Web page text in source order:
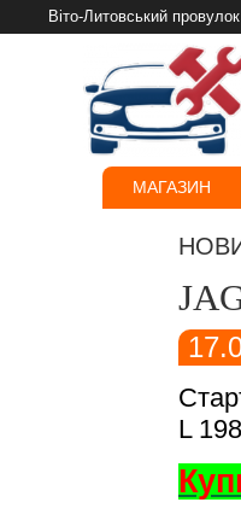
Віто-Литовський
МАГАЗИН
L